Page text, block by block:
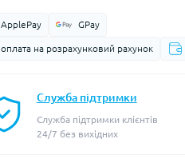
ApplePay GPay
оплата на розрахунковий рахунок
Служба підтримки
Служба підтримки клієнтів
24/7 без вихідних